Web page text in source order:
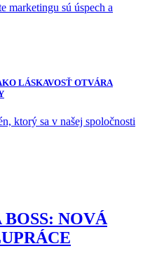
marketingu sú úspech a
LÁSKAVOSŤ OTVÁRA
ktorý sa v našej spoločnosti
NOVÁ